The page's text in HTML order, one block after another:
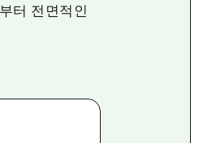
터 전면적인